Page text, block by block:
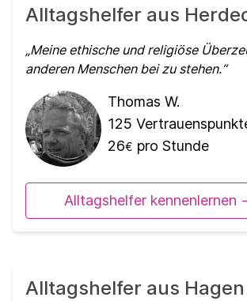
Alltagshelfer aus
Meine ethische und religiöse
anderen Menschen bei zu stehen.
Thomas W.
125
26€ pro Stunde
Alltagshelfer kennenlernen -
Alltagshelfer aus Hagen